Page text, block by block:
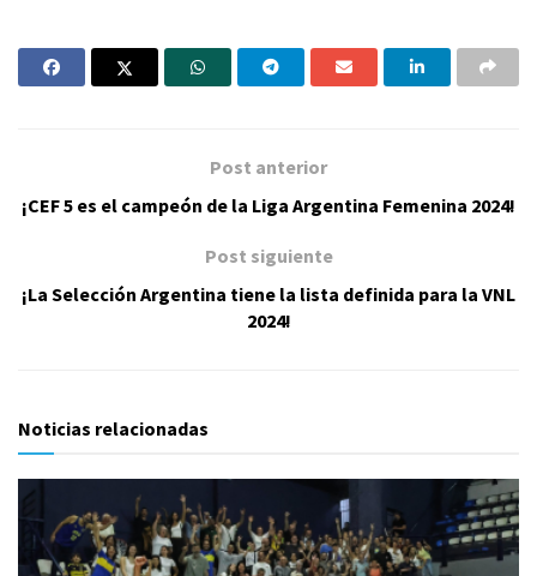
Post anterior
¡CEF 5 es el campeón de la Liga Argentina Femenina 2024!
Post siguiente
¡La Selección Argentina tiene la lista definida para la VNL
2024!
Noticias relacionadas